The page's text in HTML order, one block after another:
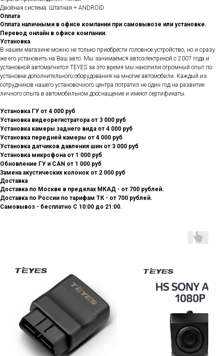
Двойная система: Штатная + ANDROID
Оплата
Оплата наличными в офисе компании при самовывозе или установке.
Перевод онлайн в офисе компании.
Установка
В нашем магазине можно не только приобрести головное устройство, но и сразу
же его установить на Ваш авто. Мы занимаемся автоэлектрикой с 2007 года и
установкой автомагнитол TEYES за это время мы накопили огромный опыт по
установке дополнительного оборудования на многие автомобили. Каждый из
сотрудников нашего установочного центра потратил не один год на развитие
личного опыта в автомобильном дооснащение и имеют сертификаты.
Установка ГУ от 4 000 руб
Установка видеорегистратора от 3 000 руб
Установка камеры заднего вида от 4 000 руб
Установка передней камеры от 4 000 руб
Установка датчиков давления шин от 3 000 руб
Установка микрофона от 1 000 руб
Обновление ГУ и CAN от 1 000 руб
Замена акустических колонок от 2 000 руб
Доставка
Доставка по Москве в пределах МКАД - от 700 рублей.
Доставка по России по тарифам ТК - от 700 рублей.
Самовывоз - бесплатно С 10:00 до 21:00.